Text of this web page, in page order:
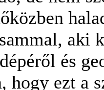
aki
és
hogy ezt a